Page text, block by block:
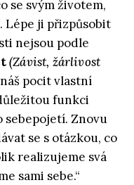
se svým životem,
Lépe ji přizpůsobit
nejsou podle
(Závist, žárlivost
pocit vlastní
funkci
sebepojetí. Znovu
se s otázkou, co
realizujeme svá
sami sebe.“